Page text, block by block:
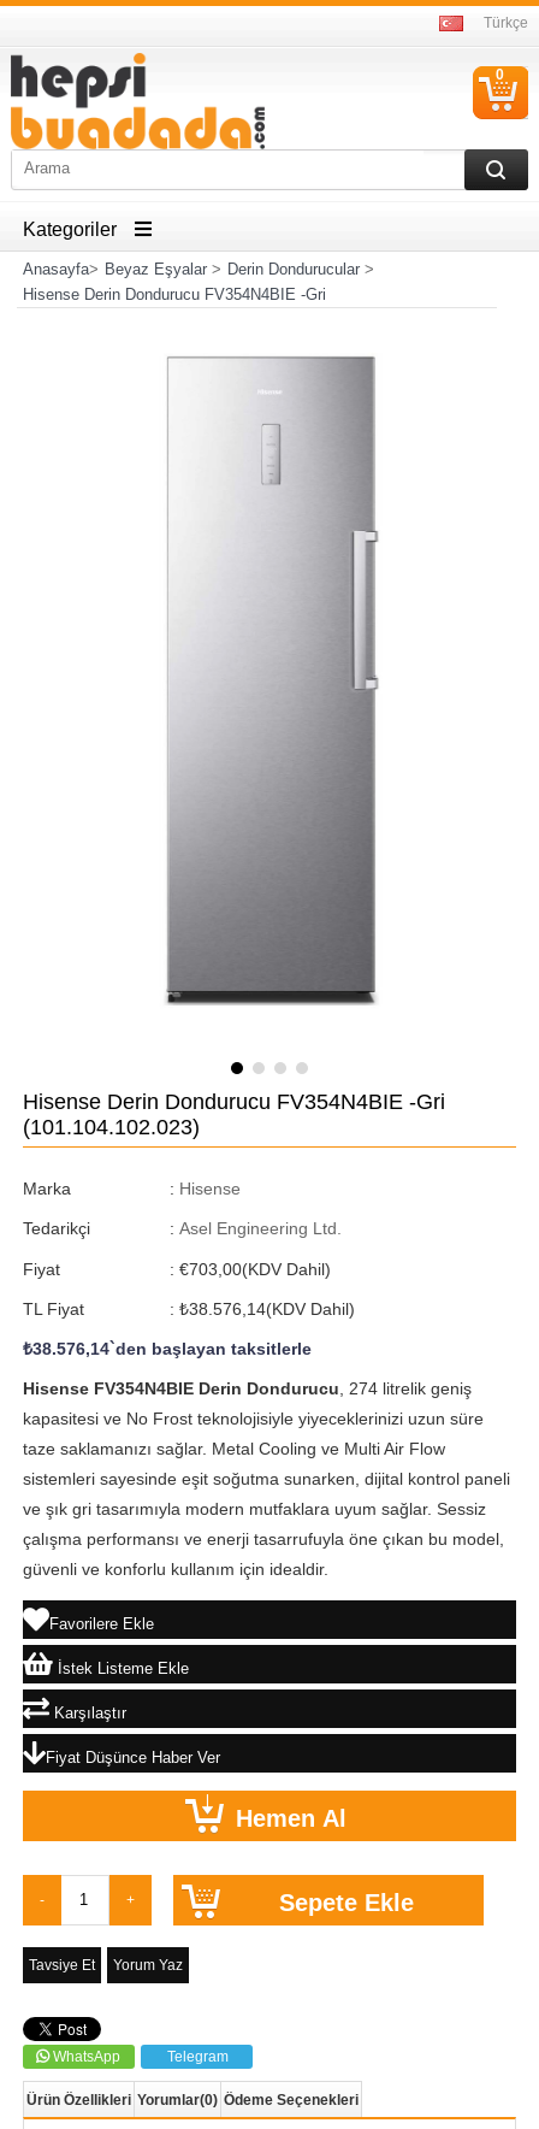
Türkçe
0
Kategoriler
Anasayfa> Beyaz Eşyalar> Derin Dondurucular>
Hisense Derin Dondurucu FV354N4BIE -Gri
Hisense Derin Dondurucu FV354N4BIE -Gri
(101.104.102.023)
Marka : Hisense
Tedarikçi : Asel Engineering Ltd.
Fiyat : €703,00(KDV Dahil)
TL Fiyat : ₺38.576,14(KDV Dahil)
₺38.576,14`den başlayan taksitlerle
Hisense FV354N4BIE Derin Dondurucu, 274 litrelik geniş
kapasitesi ve No Frost teknolojisiyle yiyeceklerinizi uzun süre
taze saklamanızı sağlar. Metal Cooling ve Multi Air Flow
sistemleri sayesinde eşit soğutma sunarken, dijital kontrol paneli
ve şık gri tasarımıyla modern mutfaklara uyum sağlar. Sessiz
çalışma performansı ve enerji tasarrufuyla öne çıkan bu model,
güvenli ve konforlu kullanım için idealdir.
Favorilere Ekle
İstek Listeme Ekle
Karşılaştır
Fiyat Düşünce Haber Ver
Tavsiye Et Yorum Yaz
WhatsApp Telegram
Ürün Özellikleri Yorumlar(0) Ödeme Seçenekleri